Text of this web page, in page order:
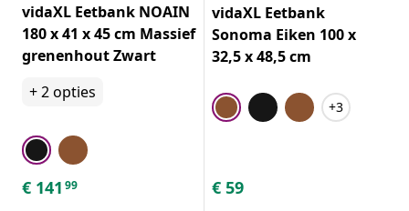
vidaXL Eetbank NOAIN
180 x 41 x 45 cm Massief
grenenhout Zwart
+2opties
€ 141 99
vidaXL Eetbank
Sonoma Eiken 100 x
32,5 x 48,5 cm
+3
€ 59